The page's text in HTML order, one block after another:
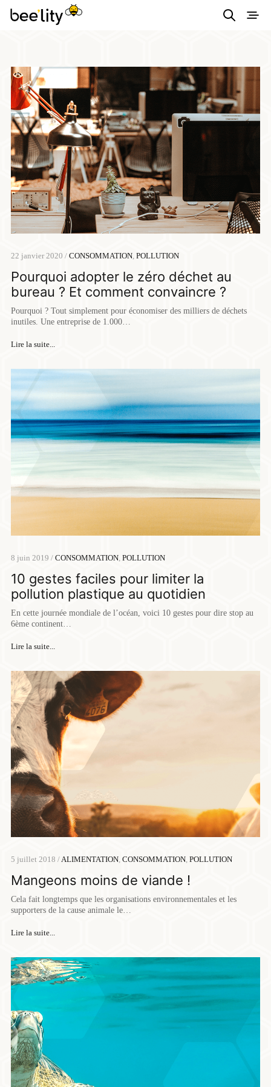
22 janvier 2020 / CONSOMMATION, POLLUTION
Pourquoi adopter le zéro déchet au
bureau ? Et comment convaincre ?
Pourquoi ? Tout simplement pour économiser des milliers de déchets
inutiles. Une entreprise de 1.000…
Lire la suite...
8 juin 2019 / CONSOMMATION, POLLUTION
10 gestes faciles pour limiter la
pollution plastique au quotidien
En cette journée mondiale de l’océan, voici 10 gestes pour dire stop au
6ème continent…
Lire la suite...
5 juillet 2018 /ALIMENTATION, CONSOMMATION, POLLUTION
Mangeons moins de viande !
Cela fait longtemps que les organisations environnementales et les
supporters de la cause animale le…
Lire la suite...
responsables pour
consommer
autrement et
simplement.